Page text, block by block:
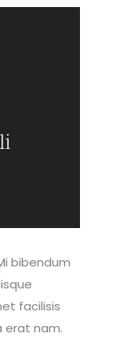
bibendum
facilisis
erat nam.